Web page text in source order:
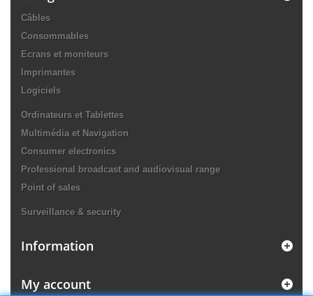
Câbles
Consommables
Ecrans et moniteurs
Imprimantes
Logiciels
Ordinateurs et Tablettes
Multimédia et Navigation
Consumer electronics
Professional broadcast and audiovisual range
Point of sales
Surveillance & security
Information
My account